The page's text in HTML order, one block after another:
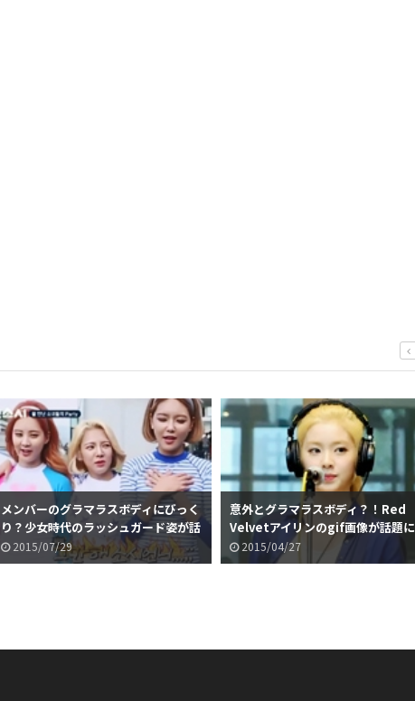
メンバーのグラマラスボディにびっく
り？少女時代のラッシュガード姿が話
題に2015/07/29
意外とグラマラスボディ？！Red
Velvetアイリンのgif画像が話題に
2015/04/27